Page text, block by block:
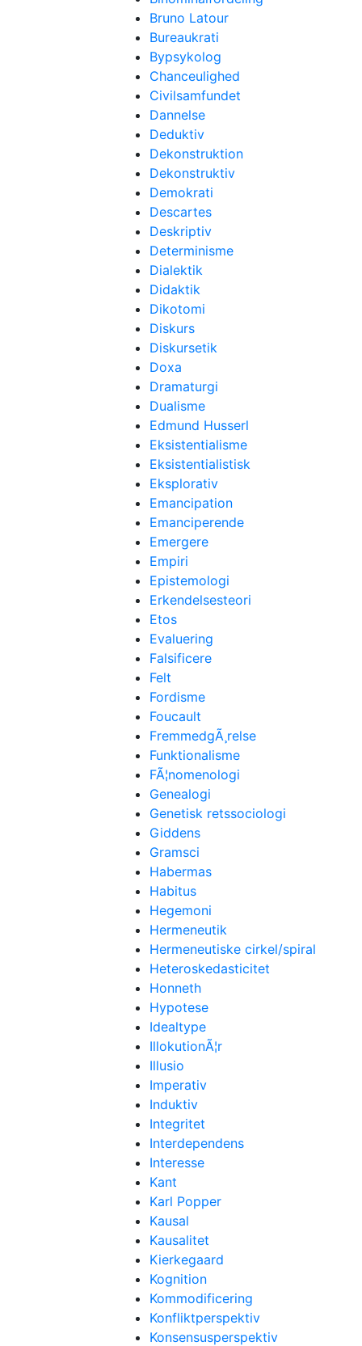
Bruno Latour
Bureaukrati
Bypsykolog
Chanceulighed
Civilsamfundet
Dannelse
Deduktiv
Dekonstruktion
Dekonstruktiv
Demokrati
Descartes
Deskriptiv
Determinisme
Dialektik
Didaktik
Dikotomi
Diskurs
Diskursetik
Doxa
Dramaturgi
Dualisme
Edmund Husserl
Eksistentialisme
Eksistentialistisk
Eksplorativ
Emancipation
Emanciperende
Emergere
Empiri
Epistemologi
Erkendelsesteori
Etos
Evaluering
Falsificere
Felt
Fordisme
Foucault
FremmedgÃ¸relse
Funktionalisme
FÃ¦nomenologi
Genealogi
Genetisk retssociologi
Giddens
Gramsci
Habermas
Habitus
Hegemoni
Hermeneutik
Hermeneutiske cirkel/spiral
Heteroskedasticitet
Honneth
Hypotese
Idealtype
IllokutionÃ¦r
Illusio
Imperativ
Induktiv
Integritet
Interdependens
Interesse
Kant
Karl Popper
Kausal
Kausalitet
Kierkegaard
Kognition
Kommodificering
Konfliktperspektiv
Konsensusperspektiv